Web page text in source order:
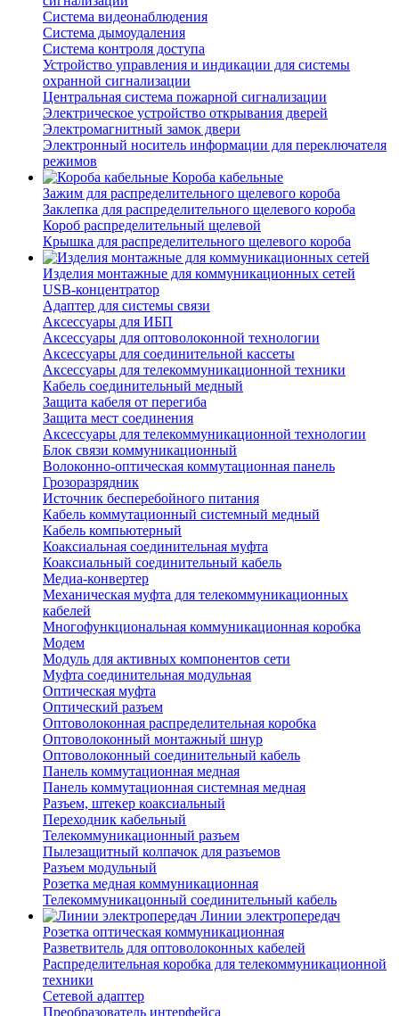
Система видеонаблюдения
Система дымоудаления
Система контроля доступа
Устройство управления и индикации для системы
охранной сигнализации
Центральная система пожарной сигнализации
Электрическое устройство открывания дверей
Электромагнитный замок двери
Электронный носитель информации для переключателя
режимов
Короба кабельные
Зажим для распределительного щелевого короба
Заклепка для распределительного щелевого короба
Короб распределительный щелевой
Крышка для распределительного щелевого короба
Изделия монтажные для коммуникационных сетей
USB-концентратор
Адаптер для системы связи
Аксессуары для ИБП
Аксессуары для оптоволоконной технологии
Аксессуары для соединительной кассеты
Аксессуары для телекоммуникационной техники
Кабель соединительный медный
Защита кабеля от перегиба
Защита мест соединения
Аксессуары для телекоммуникационной технологии
Блок связи коммуникационный
Волоконно-оптическая коммутационная панель
Грозоразрядник
Источник бесперебойного питания
Кабель коммутационный системный медный
Кабель компьютерный
Коаксиальная соединительная муфта
Коаксиальный соединительный кабель
Медиа-конвертер
Механическая муфта для телекоммуникационных
кабелей
Многофункциональная коммуникационная коробка
Модем
Модуль для активных компонентов сети
Муфта соединительная модульная
Оптическая муфта
Оптический разъем
Оптоволоконная распределительная коробка
Оптоволоконный монтажный шнур
Оптоволоконный соединительный кабель
Панель коммутационная медная
Панель коммутационная системная медная
Разъем, штекер коаксиальный
Переходник кабельный
Телекоммуникационный разъем
Пылезащитный колпачок для разъемов
Разъем модульный
Розетка медная коммуникационная
Телекоммуникацонный соединительный кабель
Линии электропередач
Розетка оптическая коммуникационная
Разветвитель для оптоволоконных кабелей
Распределительная коробка для телекоммуникационной
техники
Сетевой адаптер
Преобразователь интерфейса